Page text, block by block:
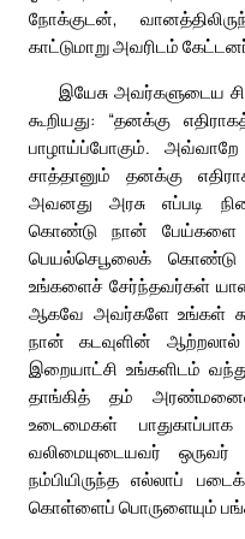
நோக்குடன்,
காட்டுமாறு அவரிடம்
இயேசு அவர்களுடைய
கூறியது: “தனக்கு
பாழாய்ப்போகும். அவ்வாறே
சாத்தானும் தனக்கு
அவனது அரசு எப்படி
கொண்டு நான் பேய்களை
பெயல்செபூலைக்
உங்களைச் சேர்ந்தவர்கள்
ஆகவே அவர்களே உங்கள்
நான் கடவுளின்
இறையாட்சி உங்களிடம்
தாங்கித் தம்
உடைமைகள்
வலிமையுடையவர்
நம்பியிருந்த எல்லாப்
கொள்ளைப் பொருளையும்